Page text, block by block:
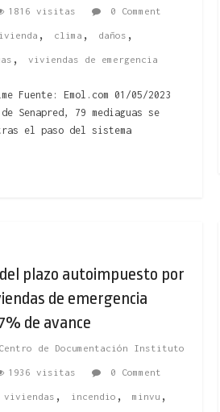
1816 visitas 0 Comment
, clima , daños ,
, viviendas de emergencia
Fuente: Emol.com 01/05/2023
Senapred, 79 mediaguas se
el paso del sistema
plazo autoimpuesto por
de emergencia
de avance
Centro de Documentación Instituto
1936 visitas 0 Comment
viviendas , incendio , minvu ,